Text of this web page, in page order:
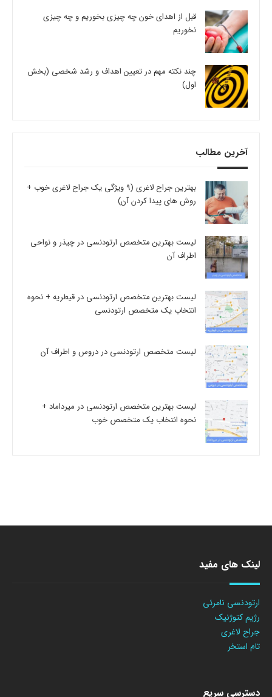
قبل از اهدای خون چه چیزی بخوریم و چه چیزی
نخوریم
چند نکته مهم در تعیین اهداف و رشد شخصی (بخش
اول)
آخرین مطالب
بهترین جراح لاغری (9 ویژگی یک جراح لاغری خوب +
روش های پیدا کردن آن)
لیست بهترین متخصص ارتودنسی در چیذر و نواحی
اطراف آن
لیست بهترین متخصص ارتودنسی در قیطریه + نحوه
انتخاب یک متخصص ارتودنسی
لیست متخصص ارتودنسی در دروس و اطراف آن
لیست بهترین متخصص ارتودنسی در میرداماد +
نحوه انتخاب یک متخصص خوب
لینک های مفید
ارتودنسی نامرئی
رژیم کتوژنیک
جراح لاغری
تام استخر
دسترسی سریع